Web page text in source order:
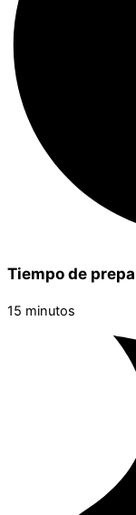
Tiempo de
15 minutos